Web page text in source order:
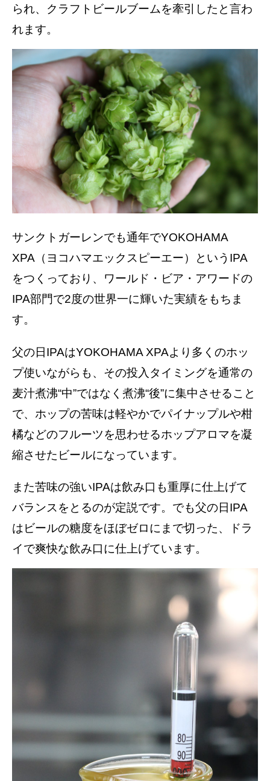
られ、クラフトビールブームを牽引したと言わ
れます。
サンクトガーレンでも通年でYOKOHAMA
XPA（ヨコハマエックスピーエー）というIPA
をつくっており、ワールド・ビア・アワードの
IPA部門で2度の世界一に輝いた実績をもちま
す。
父の日IPAはYOKOHAMA XPAより多くのホッ
プ使いながらも、その投入タイミングを通常の
麦汁煮沸“中”ではなく煮沸“後”に集中させること
で、ホップの苦味は軽やかでパイナップルや柑
橘などのフルーツを思わせるホップアロマを凝
縮させたビールになっています。
また苦味の強いIPAは飲み口も重厚に仕上げて
バランスをとるのが定説です。でも父の日IPA
はビールの糖度をほぼゼロにまで切った、ドラ
イで爽快な飲み口に仕上げています。